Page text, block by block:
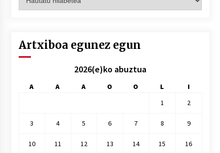
hilez
Artxiboa egunez egun
2026(e)ko abuztua
A A A O O L
I
1
2
3 4 5 6 7 8 9
10 11 12 13 14 15 16